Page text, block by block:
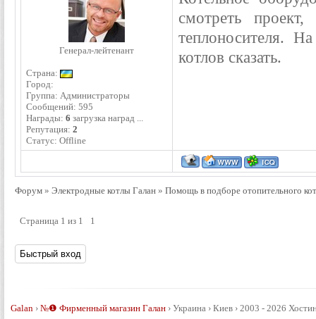
Генерал-лейтенант
Страна:
Город:
Группа: Администраторы
Сообщений: 595
Награды: 6 загрузка наград ...
Репутация: 2
Статус: Offline
смотреть
теплоносителя.
котлов сказать.
Форум » Электродные котлы Галан » Помощь в подборе отопительного
Страница 1 из 1 1
Galan › №❶ Фирменный магазин Галан › Украина › Киев › 2003 - 2026